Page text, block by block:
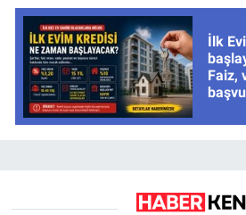
İlk
Faiz,